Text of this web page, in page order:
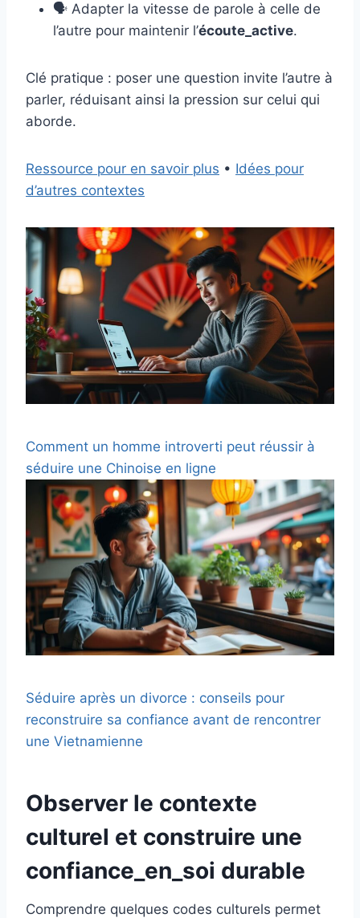
🗣️ Adapter la vitesse de parole à celle de
l’autre pour maintenir l’écoute_active.
Clé pratique : poser une question invite l’autre à
parler, réduisant ainsi la pression sur celui qui
aborde.
Ressource pour en savoir plus • Idées pour
d’autres contextes
Comment un homme introverti peut réussir à
séduire une Chinoise en ligne
Séduire après un divorce : conseils pour
reconstruire sa confiance avant de rencontrer
une Vietnamienne
Observer le contexte
culturel et construire une
confiance_en_soi durable
Comprendre quelques codes culturels permet